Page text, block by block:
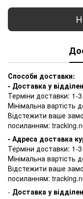
Способи доставки:
- Доставка у
Терміни доставки: 1-3
Мінімальна вартість
Відстежити ваше
посиланням:
- Адреса доставка
Терміни доставки: 1-3
Мінімальна вартість
Відстежити ваше
посиланням:
- Доставка у